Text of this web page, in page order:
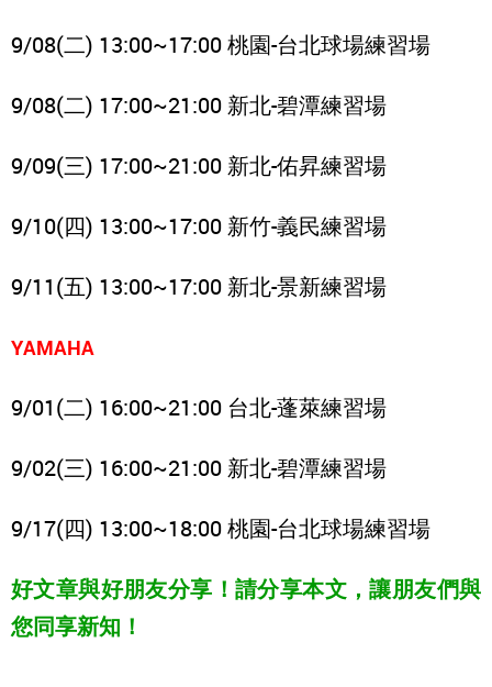
9/08(二) 13:00~17:00 桃園-台北球場練習場
9/08(二) 17:00~21:00 新北-碧潭練習場
9/09(三) 17:00~21:00 新北-佑昇練習場
9/10(四) 13:00~17:00 新竹-義民練習場
9/11(五) 13:00~17:00 新北-景新練習場
YAMAHA
9/01(二) 16:00~21:00 台北-蓬萊練習場
9/02(三) 16:00~21:00 新北-碧潭練習場
9/17(四) 13:00~18:00 桃園-台北球場練習場
好文章與好朋友分享！請分享本文，讓朋友們與
您同享新知！